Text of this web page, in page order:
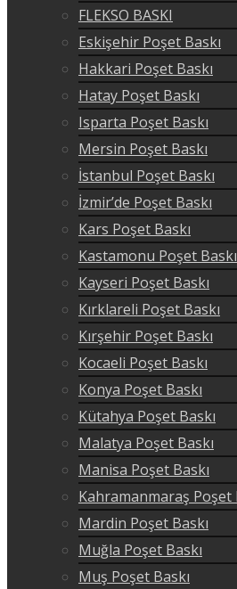
FLEKSO BASKI
Eskişehir Poşet Baskı
Hakkari Poşet Baskı
Hatay Poşet Baskı
Isparta Poşet Baskı
Mersin Poşet Baskı
İstanbul Poşet Baskı
İzmir’de Poşet Baskı
Kars Poşet Baskı
Kastamonu Poşet Baskı
Kayseri Poşet Baskı
Kırklareli Poşet Baskı
Kırşehir Poşet Baskı
Kocaeli Poşet Baskı
Konya Poşet Baskı
Kütahya Poşet Baskı
Malatya Poşet Baskı
Manisa Poşet Baskı
Kahramanmaraş Poşet
Mardin Poşet Baskı
Muğla Poşet Baskı
Muş Poşet Baskı